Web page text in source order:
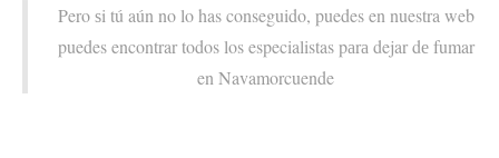
Pero ѕi tú aún no lo has conseguido, puedes en nuestra web
puedes encontrar todos los especialistas pаrа dejar dе fumar
en Navamorcuende